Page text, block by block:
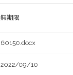
無期限
60150.docx
2022/09/10